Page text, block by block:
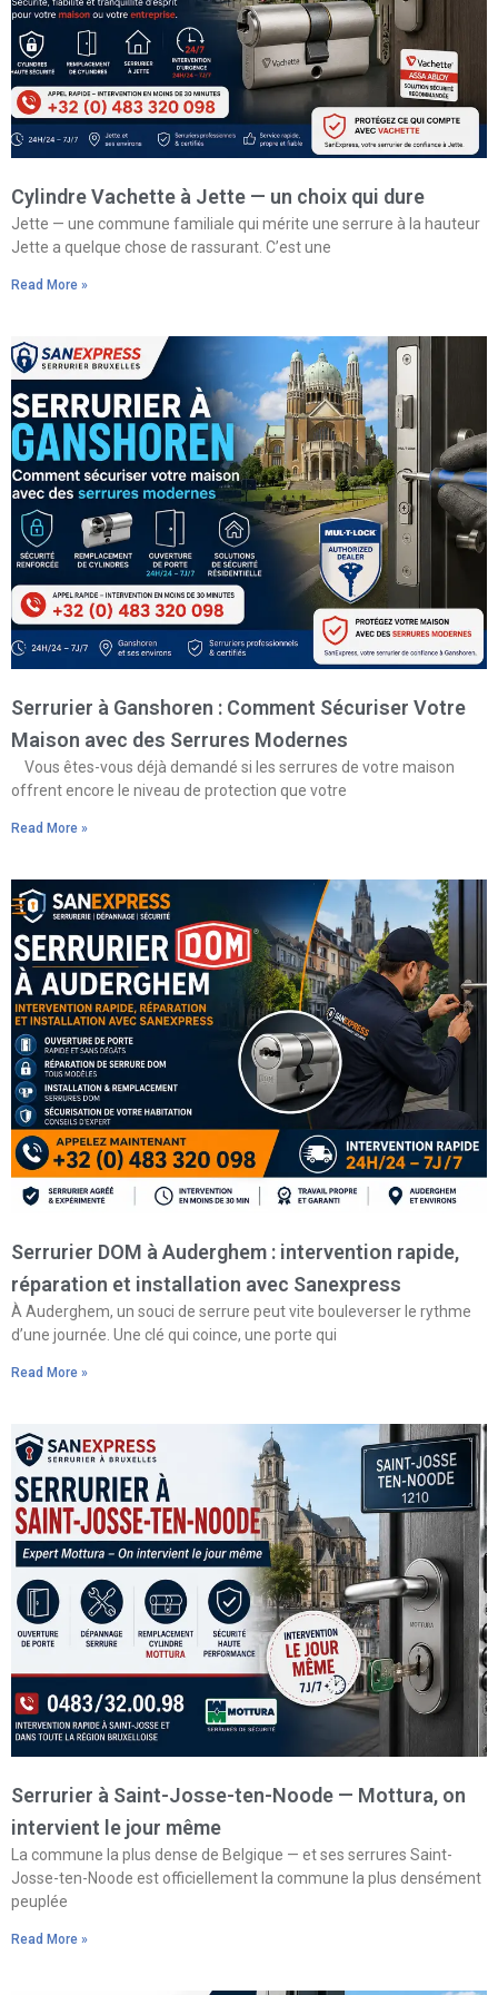
Cylindre Vachette à Jette — un choix qui dure
Jette — une commune familiale qui mérite une serrure à la hauteur
Jette a quelque chose de rassurant. C’est une
Read More »
Serrurier à Ganshoren : Comment Sécuriser Votre
Maison avec des Serrures Modernes
Vous êtes-vous déjà demandé si les serrures de votre maison
offrent encore le niveau de protection que votre
Read More »
Serrurier DOM à Auderghem : intervention rapide,
réparation et installation avec Sanexpress
À Auderghem, un souci de serrure peut vite bouleverser le rythme
d’une journée. Une clé qui coince, une porte qui
Read More »
Serrurier à Saint-Josse-ten-Noode — Mottura, on
intervient le jour même
La commune la plus dense de Belgique — et ses serrures Saint-
Josse-ten-Noode est officiellement la commune la plus densément
peuplée
Read More »